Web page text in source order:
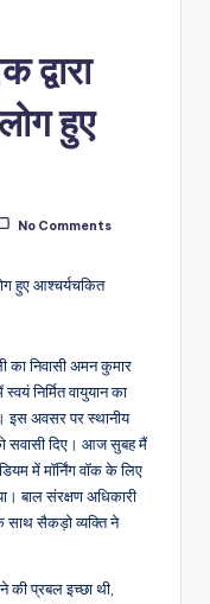
हुए
No Comments
हुए आश्चर्यचकित
का निवासी अमन कुमार
निर्मित वायुयान का
इस अवसर पर स्थानीय
सवासी दिए। आज सुबह मैं
में मॉर्निंग वॉक के लिए
बाल संरक्षण अधिकारी
साथ सैकड़ो व्यक्ति ने
की प्रबल इच्छा थी,